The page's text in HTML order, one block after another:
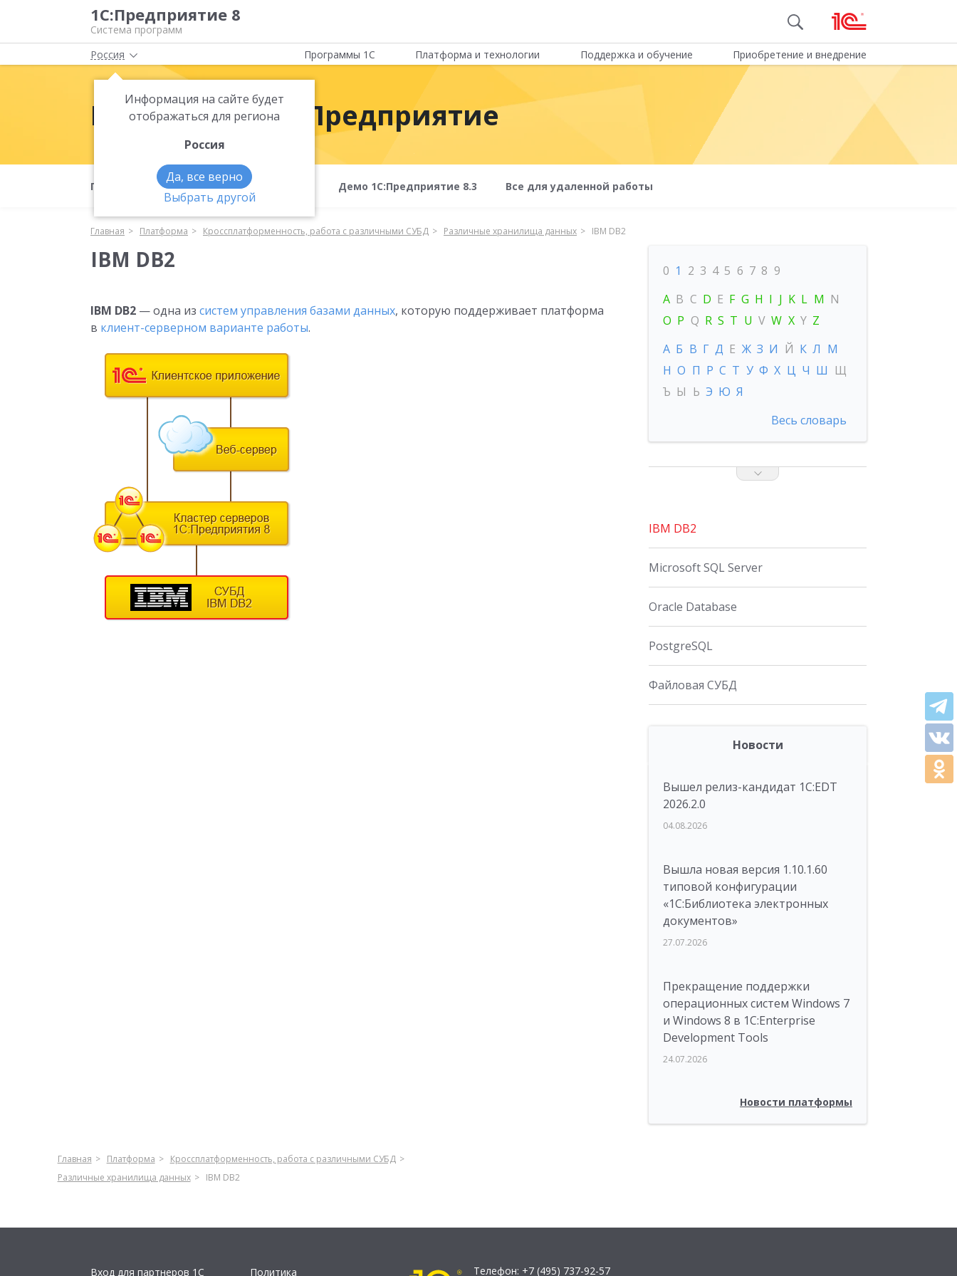
1С:Предприятие 8
Система программ
Россия
Информация на сайте будет
отображаться для региона
Россия
Да, все верно
Выбрать другой
Программы 1С Платформа и технологии Поддержка и обучение Приобретение и внедрение
Платформа 1С:Предприятие
Полезные материалы Что нового Демо 1С:Предприятие 8.3 Все для удаленной работы
Главная Платформа Кроссплатформенность, работа с различными СУБД Различные хранилища данных IBM DB2
IBM DB2
IBM DB2 — одна из систем управления базами данных, которую поддерживает платформа
в клиент-серверном варианте работы.
0 1 2 3 4 5 6 7 8 9
A B C D E F G H I J K L M N
O P Q R S T U V W X Y Z
А Б В Г Д Е Ж З И Й К Л М
Н О П Р С Т У Ф Х Ц Ч Ш Щ
Ъ Ы Ь Э Ю Я
Весь словарь
IBM DB2
Microsoft SQL Server
Oracle Database
PostgreSQL
Файловая СУБД
Новости
Вышел релиз-кандидат 1C:EDT
2026.2.0
04.08.2026
Вышла новая версия 1.10.1.60
типовой конфигурации
«1С:Библиотека электронных
документов»
27.07.2026
Прекращение поддержки
операционных систем Windows 7
и Windows 8 в 1C:Enterprise
Development Tools
24.07.2026
Новости платформы
Главная Платформа
Кроссплатформенность, работа с различными СУБД
Различные хранилища данных
IBM DB2
Вход для партнеров 1С Политика Телефон: +7 (495) 737-92-57